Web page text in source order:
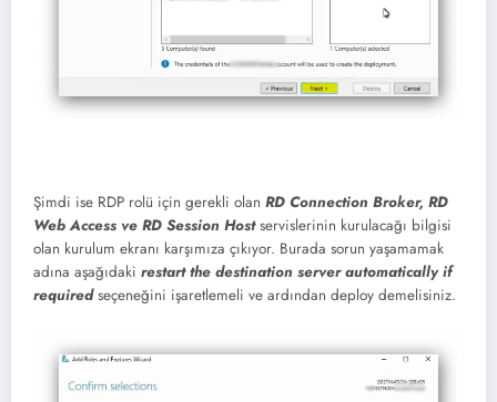
Şimdi ise RDP rolü için gerekli olan RD Connection Broker, RD
Web Access ve RD Session Hostservislerinin kurulacağı bilgisi
olan kurulum ekranı karşımıza çıkıyor. Burada sorun yaşamamak
adına aşağıdaki restart the destination server automatically if
requiredseçeneğini işaretlemeli ve ardından deploy demelisiniz.